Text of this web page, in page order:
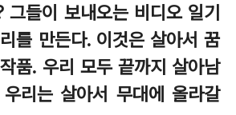
그들이 보내오는 비디오 일기
를 만든다. 이것은 살아서 꿈
품. 우리 모두 끝까지 살아남
리는 살아서 무대에 올라갈